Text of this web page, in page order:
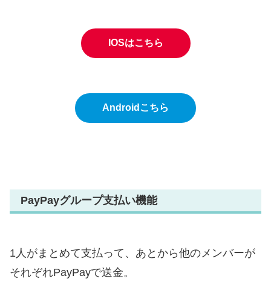
IOSはこちら
Androidこちら
PayPayグループ支払い機能
1人がまとめて支払って、あとから他のメンバーが
それぞれPayPayで送金。